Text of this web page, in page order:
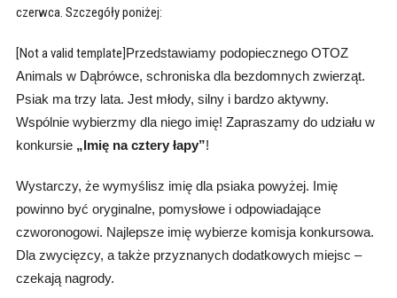
czerwca. Szczegóły poniżej:
[Not a valid template]Przedstawiamy podopiecznego OTOZ
Animals w Dąbrówce, schroniska dla bezdomnych zwierząt.
Psiak ma trzy lata. Jest młody, silny i bardzo aktywny.
Wspólnie wybierzmy dla niego imię! Zapraszamy do udziału w
konkursie „Imię na cztery łapy”!
Wystarczy, że wymyślisz imię dla psiaka powyżej. Imię
powinno być oryginalne, pomysłowe i odpowiadające
czworonogowi. Najlepsze imię wybierze komisja konkursowa.
Dla zwycięzcy, a także przyznanych dodatkowych miejsc –
czekają nagrody.